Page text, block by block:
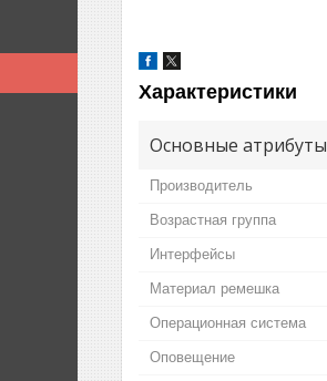
Характеристики
Основные атрибуты
Производитель
Возрастная группа
Интерфейсы
Материал ремешка
Операционная система
Оповещение